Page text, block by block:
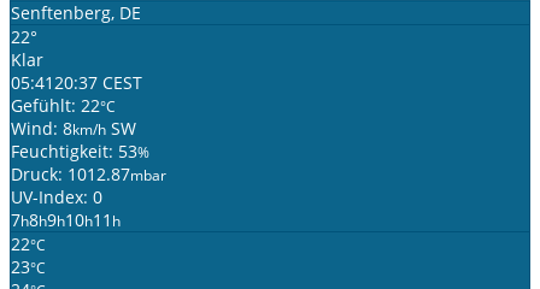
Senftenberg, DE
22°
Klar
05:4120:37 CEST
Gefühlt: 22°C
Wind: 8km/h SW
Feuchtigkeit: 53%
Druck: 1012.87mbar
UV-Index: 0
7h8h9h10h11 h
22°C
23°C